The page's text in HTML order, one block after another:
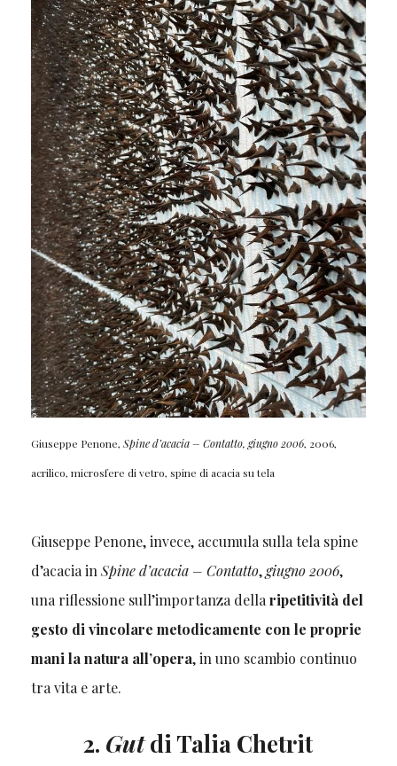
Giuseppe Penone, Spine d’acacia – Contatto, giugno 2006, 2006,
acrilico, microsfere di vetro, spine di acacia su tela
Giuseppe Penone, invece, accumula sulla tela spine
d’acacia inSpine d’acacia – Contatto,giugno 2006,
una riflessione sull’importanza dellaripetitività del
gesto di vincolare metodicamente con le proprie
mani la natura all’opera, in uno scambio continuo
tra vita e arte.
2. Gutdi Talia Chetrit